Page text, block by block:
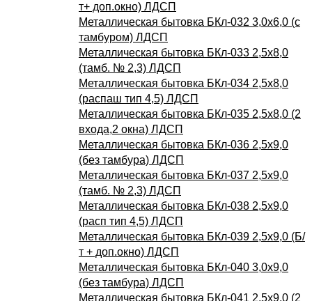
т+ доп.окно) ЛДСП
Металлическая бытовка БКл-032 3,0х6,0 (с
тамбуром) ЛДСП
Металлическая бытовка БКл-033 2,5х8,0
(тамб. № 2,3) ЛДСП
Металлическая бытовка БКл-034 2,5х8,0
(распаш тип 4,5) ЛДСП
Металлическая бытовка БКл-035 2,5х8,0 (2
входа,2 окна) ЛДСП
Металлическая бытовка БКл-036 2,5х9,0
(без тамбура) ЛДСП
Металлическая бытовка БКл-037 2,5х9,0
(тамб. № 2,3) ЛДСП
Металлическая бытовка БКл-038 2,5х9,0
(расп тип 4,5) ЛДСП
Металлическая бытовка БКл-039 2,5х9,0 (Б/
т + доп.окно) ЛДСП
Металлическая бытовка БКл-040 3,0х9,0
(без тамбура) ЛДСП
Металлическая бытовка БКл-041 2,5х9,0 (2